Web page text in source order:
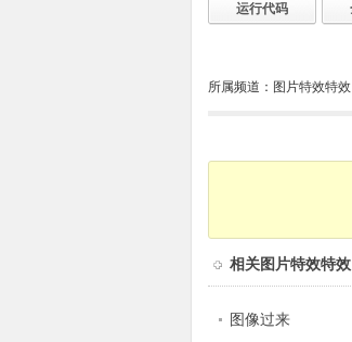
所属频道： 图片特效特效
相关图片特效特效
图像过来